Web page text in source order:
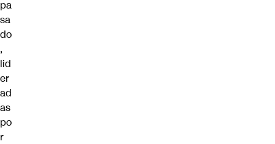
pa
sa
do
,
lid
er
ad
as
po
r